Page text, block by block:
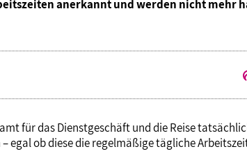
Ideencampus
Parlamentarisches
anerkannt und werden nicht mehr
für das Dienstgeschäft und die Reise
egal ob diese die regelmäßige tägliche